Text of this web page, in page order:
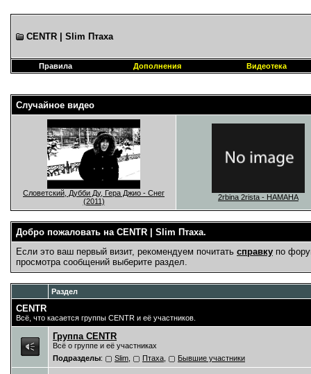
CENTR | Slim Птаха
Правила Дополнения Видеотека
Случайное видео
Словетский, Дубби Ду, Гера Джио - Снег
(2011)
2rbina 2rista - НАМАНА
Добро пожаловать на CENTR | Slim Птаха.
Если это ваш первый визит, рекомендуем почитать справку по
просмотра сообщений выберите раздел.
Раздел
CENTR
Всё, что касается группы CENTR и её участников.
Группа CENTR
Всё о группе и её участниках
Подразделы: Slim Птаха Бывшие участники